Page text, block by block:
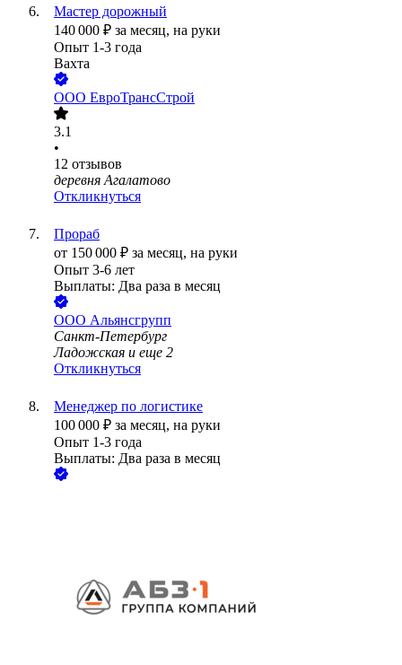
Мастер дорожный
140 000 ₽ за месяц, на руки
Опыт 1-3 года
Вахта
ООО ЕвроТрансСтрой
3.1
•
12 отзывов
деревня Агалатово
Откликнуться
Прораб
от 150 000 ₽ за месяц, на руки
Опыт 3-6 лет
Выплаты: Два раза в месяц
ООО Альянсгрупп
Санкт-Петербург
Ладожская и еще 2
Откликнуться
Менеджер по логистике
100 000 ₽ за месяц, на руки
Опыт 1-3 года
Выплаты: Два раза в месяц